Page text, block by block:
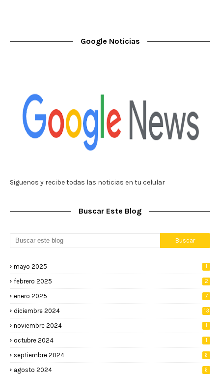
Google Noticias
Siguenos y recibe todas las noticias en tu celular
Buscar Este Blog
mayo 2025 1
febrero 2025 2
enero 2025 7
diciembre 2024 13
noviembre 2024 1
octubre 2024 1
septiembre 2024 6
agosto 2024 6